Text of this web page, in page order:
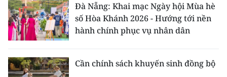
Đà Nẵng: Khai mạc Ngày hội Mùa hè
số Hòa Khánh 2026 - Hướng tới nền
hành chính phục vụ nhân dân
Cần chính sách khuyến sinh đồng bộ